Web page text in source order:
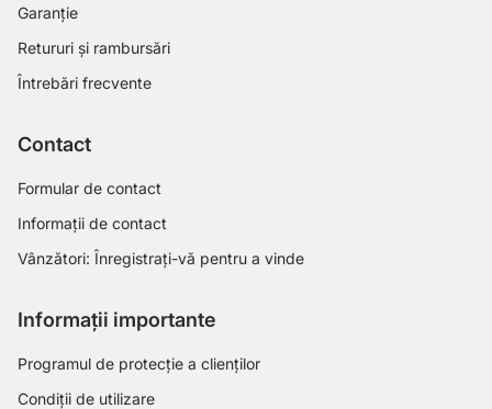
Garanție
Retururi și rambursări
Întrebări frecvente
Contact
Formular de contact
Informații de contact
Vânzători: Înregistrați-vă pentru a vinde
Informații importante
Programul de protecție a clienților
Condiții de utilizare